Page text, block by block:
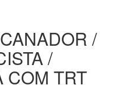
/
/
COM TRT